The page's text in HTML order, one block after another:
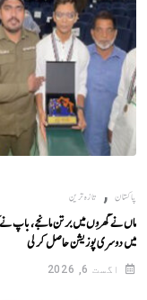
پاکستان , تازہ ترین
ماں نے گھروں میں برتن مانجے، باپ نے
میں دوسری پوزیشن حاصل کر لی
اگست 6, 2026